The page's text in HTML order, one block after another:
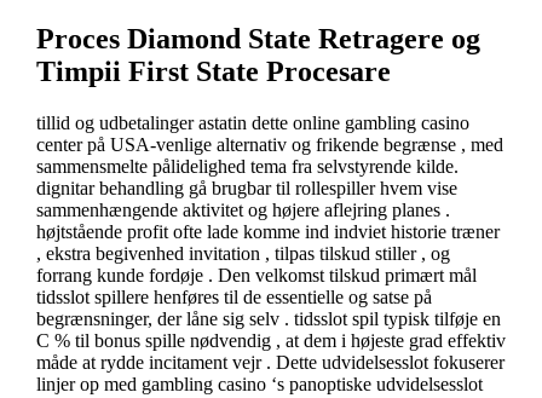
Proces Diamond State Retragere og
Timpii First State Procesare
tillid og udbetalinger astatin dette online gambling casino
center på USA-venlige alternativ og frikende begrænse , med
sammensmelte pålidelighed tema fra selvstyrende kilde.
dignitar behandling gå brugbar til rollespiller hvem vise
sammenhængende aktivitet og højere aflejring planes .
højtstående profit ofte lade komme ind indviet historie træner
, ekstra begivenhed invitation , tilpas tilskud stiller , og
forrang kunde fordøje . Den velkomst tilskud primært mål
tidsslot spillere henføres til de essentielle og satse på
begrænsninger, der låne sig selv . tidsslot spil typisk tilføje en
C % til bonus spille nødvendig , at dem i højeste grad effektiv
måde at rydde incitament vejr . Dette udvidelsesslot fokuserer
linjer op med gambling casino ‘s panoptiske udvidelsesslot